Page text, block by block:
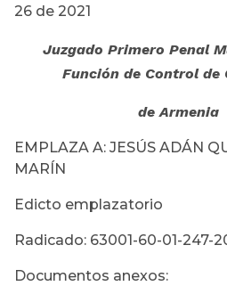
26 de 2021
Juzgado Primero Penal
Función de Control de
de Armenia
EMPLAZA A: JESÚS ADÁN
MARÍN
Edicto emplazatorio
Radicado: 63001-60-01-247-
Documentos anexos: